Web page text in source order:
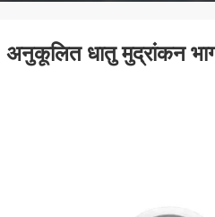
अनुकूलित धातु मुद्रांकन